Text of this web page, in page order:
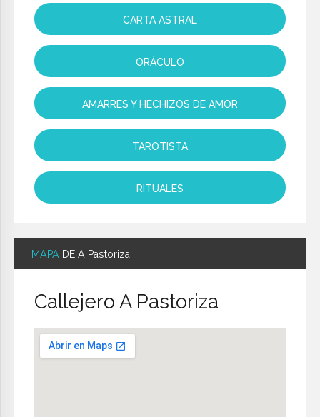
CARTA ASTRAL
ORÁCULO
AMARRES Y HECHIZOS DE AMOR
TAROTISTA
RITUALES
MAPA DE A Pastoriza
Callejero A Pastoriza